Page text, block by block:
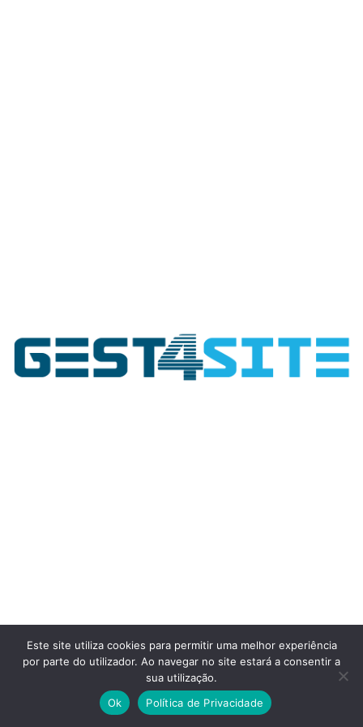
Este site utiliza cookies para permitir uma melhor experiência
por parte do utilizador. Ao navegar no site estará a consentir a
sua utilização.
Ok
Política de Privacidade